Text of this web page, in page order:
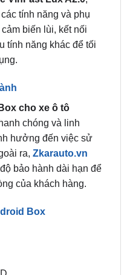
tính năng khác để tối
chóng và linh
hưởng đến việc sử
ra,Zkarauto.vn
bảo hành dài hạn để
của khách hàng.
Box